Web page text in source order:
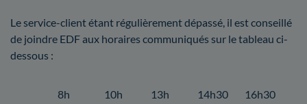
Le service-client étant régulièrement dépassé, il est conseillé
de joindre EDF aux horaires communiqués sur le tableau ci-
dessous :
8h 10h 13h 14h30 16h30